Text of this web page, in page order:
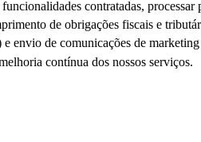
contratadas, processar
de obrigações fiscais e
de comunicações de
contínua dos nossos serviços.